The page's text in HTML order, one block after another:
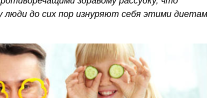
до сих пор изнуряют себя этими